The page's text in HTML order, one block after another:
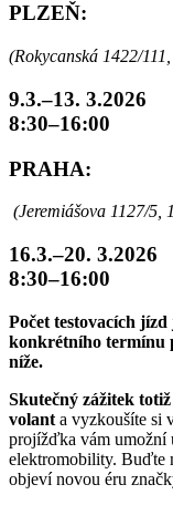
PLZEŇ:
(Rokycanská 1422/
9.3.–13. 3.2026
8:30–16:00
PRAHA:
(Jeremiášova 1127/5,
16.3.–20. 3.2026
8:30–16:00
Počet testovacích
konkrétního termínu
níže.
Skutečný zážitek
volant a vyzkoušíte si
projížďka vám umožní
elektromobility. Buďte
objeví novou éru